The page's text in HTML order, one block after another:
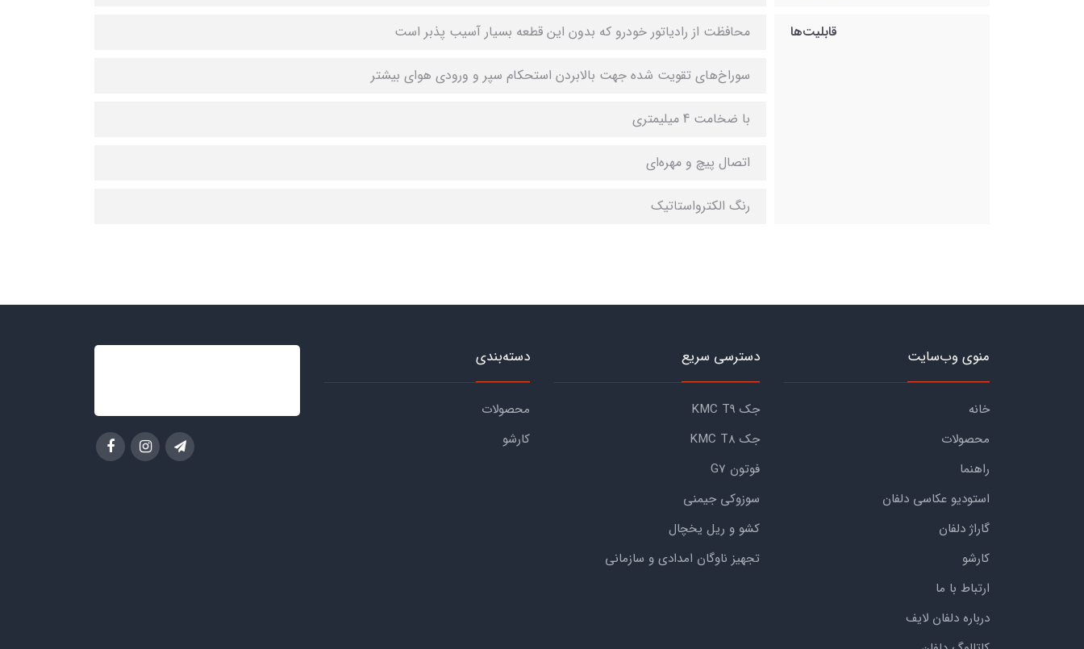
قابلیت‌ها محافظت از رادیاتور خودرو که بدون این قطعه بسیار آسیب پذبر است
سوراخ‌های تقویت شده جهت بالابردن استحکام سپر و ورودی هوای بیشتر
با ضخامت 4 میلیمتری
اتصال پیچ و مهره‌ای
رنگ الکترواستاتیک
منوی وب‌سایت
خانه
محصولات
راهنما
استودیو عکاسی دلفان
گاراژ دلفان
کارشو
ارتباط با ما
درباره دلفان لایف
دسترسی سریع
جک KMC T9
جک KMC T8
فوتون G7
سوزوکی جیمنی
کشو و ریل یخچال
تجهیز ناوگان امدادی و سازمانی
دسته‌بندی
محصولات
کارشو